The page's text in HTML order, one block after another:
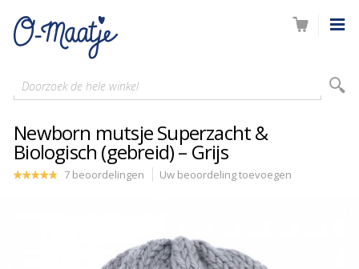
Doorzoek de hele winkel
Newborn mutsje Superzacht &
Biologisch (gebreid) – Grijs
7 beoordelingen Uw beoordeling toevoegen